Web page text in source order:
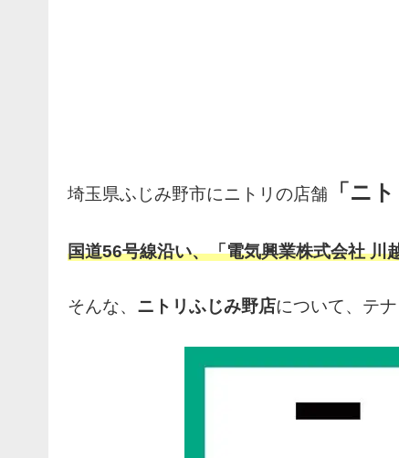
埼玉県ふじみ野市にニトリの店舗 「ニ
国道56号線沿い、「電気興業株式会社 川
そんな、 ニトリふじみ野店について、テ